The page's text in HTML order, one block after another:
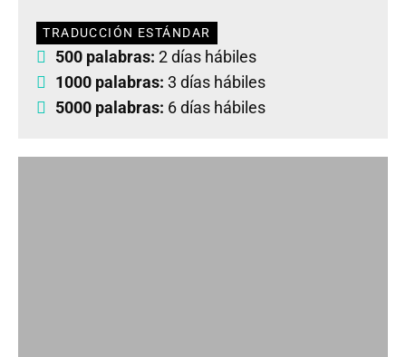
TRADUCCIÓN ESTÁNDAR
500 palabras: 2 días hábiles
1000 palabras: 3 días hábiles
5000 palabras: 6 días hábiles